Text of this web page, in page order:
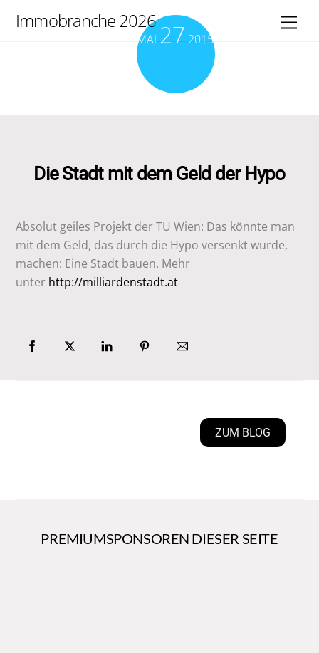
Immobranche 2026
MAI 27 2015
Die Stadt mit dem Geld der Hypo
Absolut geiles Projekt der TU Wien: Das könnte man
mit dem Geld, das durch die Hypo versenkt wurde,
machen: Eine Stadt bauen. Mehr
unter http://milliardenstadt.at
ZUM BLOG
PREMIUMSPONSOREN DIESER SEITE